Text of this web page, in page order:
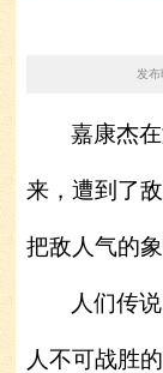
发布
嘉康杰
来，遭到了
把敌人气的
人们传
人不可战胜